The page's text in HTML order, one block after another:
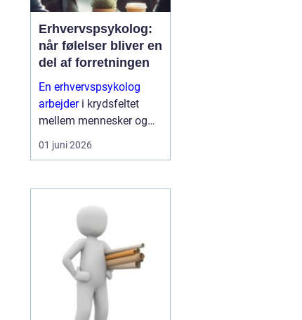
Erhvervspsykolog:
når følelser bliver en
del af forretningen
En erhvervspsykolog
arbejderi krydsfeltet
mellem mennesker og
forretning. Fokus er ikke
kun på trivsel, men også
samarbejde og følelser
påvirker resultater,
strategi og kultur.
Mange...
01 juni 2026